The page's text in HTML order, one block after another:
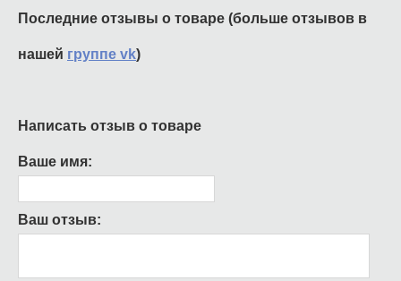
Последние отзывы о товаре (больше отзывов в
нашей группе vk)
Написать отзыв о товаре
Ваше имя:
Ваш отзыв: